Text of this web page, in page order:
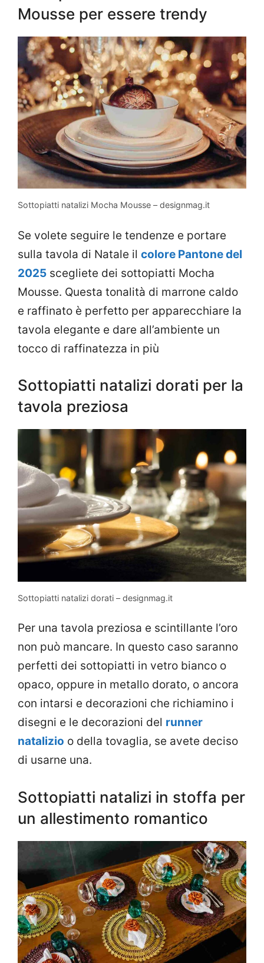
Mousse per essere trendy
Sottopiatti natalizi Mocha Mousse – designmag.it
Se volete seguire le tendenze e portare
sulla tavola di Natale il colore Pantone del
2025 scegliete dei sottopiatti Mocha
Mousse. Questa tonalità di marrone caldo
e raffinato è perfetto per apparecchiare la
tavola elegante e dare all’ambiente un
tocco di raffinatezza in più
Sottopiatti natalizi dorati per la
tavola preziosa
Sottopiatti natalizi dorati – designmag.it
Per una tavola preziosa e scintillante l’oro
non può mancare. In questo caso saranno
perfetti dei sottopiatti in vetro bianco o
opaco, oppure in metallo dorato, o ancora
con intarsi e decorazioni che richiamino i
disegni e le decorazioni del runner
natalizio o della tovaglia, se avete deciso
di usarne una.
Sottopiatti natalizi in stoffa per
un allestimento romantico